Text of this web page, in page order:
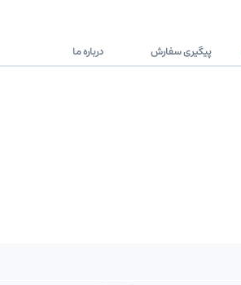
پیگیری سفارش درباره ما